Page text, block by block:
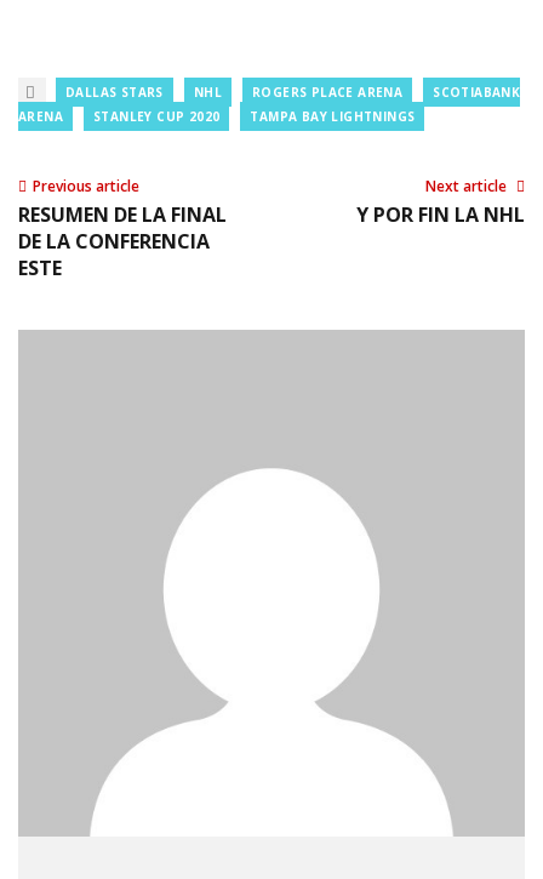
DALLAS STARS NHL ROGERS PLACE ARENA
SCOTIABANK
ARENA
STANLEY CUP 2020 TAMPA BAY LIGHTNINGS
Previous article
RESUMEN DE LA FINAL
DE LA CONFERENCIA
ESTE
Next article
Y POR FIN LA NHL